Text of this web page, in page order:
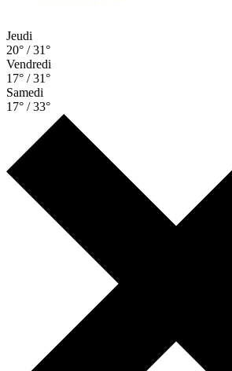
Jeudi
20° / 31°
Vendredi
17° / 31°
Samedi
17° / 33°